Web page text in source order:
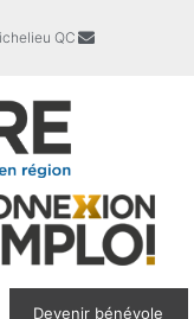
QC
Devenir bénévole